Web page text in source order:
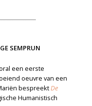
SEMPRUN
een eerste
oeuvre van een
bespreekt De
Humanistisch